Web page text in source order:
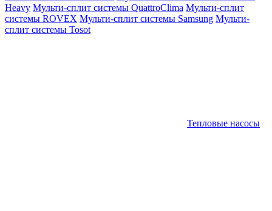
Heavy Мульти-сплит системы QuattroClima Мульти-сплит
системы ROVEX Мульти-сплит системы Samsung Мульти-
сплит системы Tosot
Тепловые насосы